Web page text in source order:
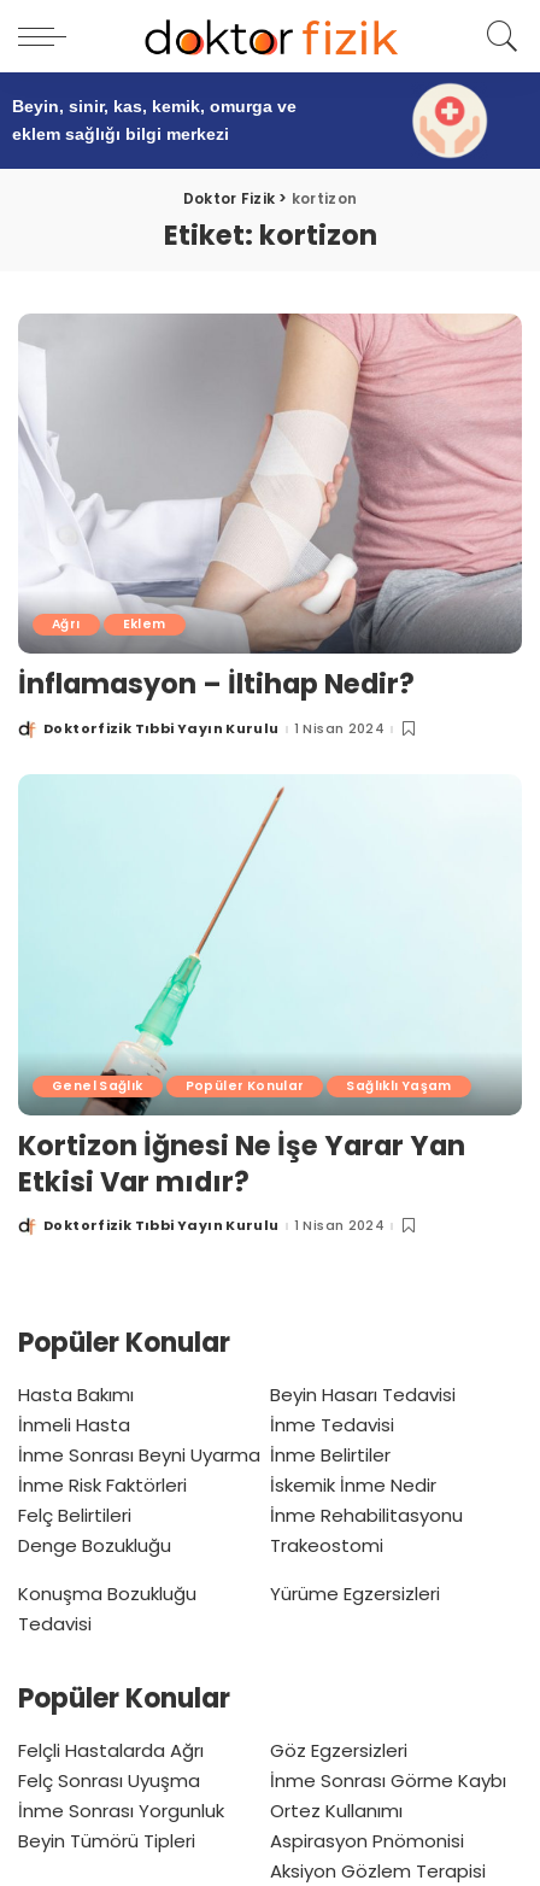
Beyin, sinir, kas, kemik, omurga ve
eklem sağlığı bilgi merkezi
Doktor Fizik > kortizon
Etiket: kortizon
Ağrı Eklem
İnflamasyon – İltihap Nedir?
PostedDoktorfizik Tıbbi Yayın Kurulu 1 Nisan 2024
Genel Sağlık Popüler Konular Sağlıklı Yaşam
Kortizon İğnesi Ne İşe Yarar Yan
Etkisi Var mıdır?
PostedDoktorfizik Tıbbi Yayın Kurulu 1 Nisan 2024
Popüler Konular
Hasta Bakımı
İnmeli Hasta
İnme Sonrası Beyni Uyarma
İnme Risk Faktörleri
Felç Belirtileri
Denge Bozukluğu
Beyin Hasarı Tedavisi
İnme Tedavisi
İnme Belirtiler
İskemik İnme Nedir
İnme Rehabilitasyonu
Trakeostomi
Konuşma Bozukluğu
Tedavisi
Yürüme Egzersizleri
Popüler Konular
Felçli Hastalarda Ağrı
Felç Sonrası Uyuşma
İnme Sonrası Yorgunluk
Beyin Tümörü Tipleri
Göz Egzersizleri
İnme Sonrası Görme Kaybı
Ortez Kullanımı
Aspirasyon Pnömonisi
Aksiyon Gözlem Terapisi